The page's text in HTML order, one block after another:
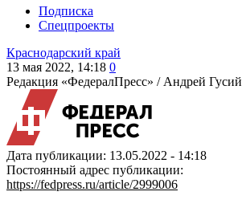
Подписка
Спецпроекты
Краснодарский край
13 мая 2022, 14:18 0
Редакция «ФедералПресс» / Андрей Гусий
Дата публикации: 13.05.2022 - 14:18
Постоянный адрес публикации:
https://fedpress.ru/article/2999006